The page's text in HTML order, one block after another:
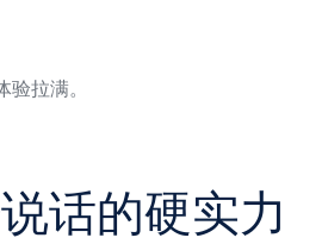
拉满。
话的硬实力